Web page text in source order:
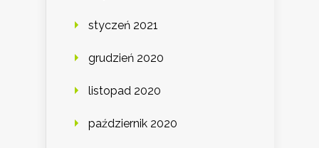
styczeń 2021
grudzień 2020
listopad 2020
październik 2020